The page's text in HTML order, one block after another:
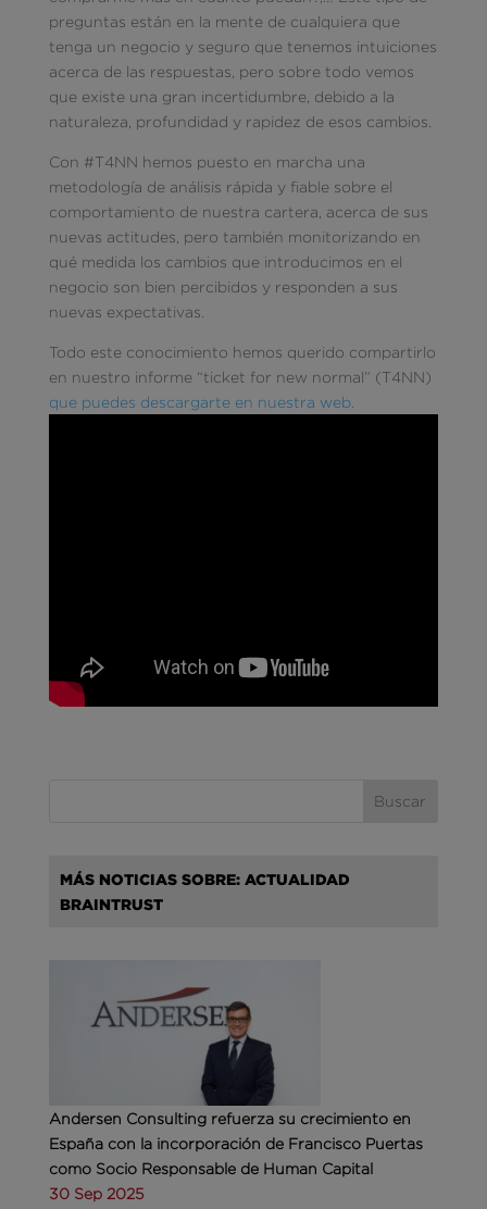
preguntas están en la mente de cualquiera que
tenga un negocio y seguro que tenemos intuiciones
acerca de las respuestas, pero sobre todo vemos
que existe una gran incertidumbre, debido a la
naturaleza, profundidad y rapidez de esos cambios.
Con #T4NN hemos puesto en marcha una
metodología de análisis rápida y fiable sobre el
comportamiento de nuestra cartera, acerca de sus
nuevas actitudes, pero también monitorizando en
qué medida los cambios que introducimos en el
negocio son bien percibidos y responden a sus
nuevas expectativas.
Todo este conocimiento hemos querido compartirlo
en nuestro informe “ticket for new normal” (T4NN)
que puedes descargarte en nuestra web.
MÁS NOTICIAS SOBRE: ACTUALIDAD
BRAINTRUST
Andersen Consulting refuerza su crecimiento en
España con la incorporación de Francisco Puertas
como Socio Responsable de Human Capital
30 Sep 2025